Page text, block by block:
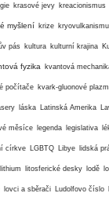
krasové jevy kreacionismus
myšlení krize
pás kultura kulturní krajina
fyzika kvantová
počítače kvark-gluonové
láska Latinská Amerika
měsíce legenda legislativa
církve LGBTQ Libye lidská
lithium litosferické desky lodě
lovci a sběrači Ludolfovo číslo